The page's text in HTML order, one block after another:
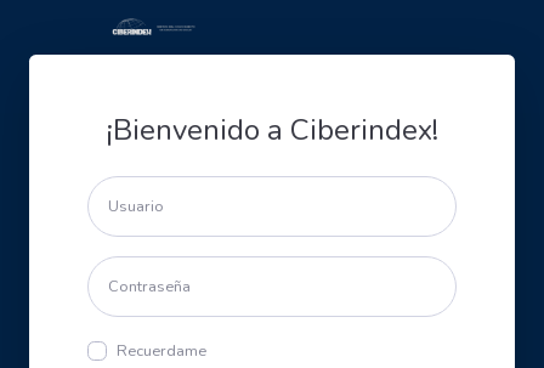
¡Bienvenido a Ciberindex!
Recuerdame